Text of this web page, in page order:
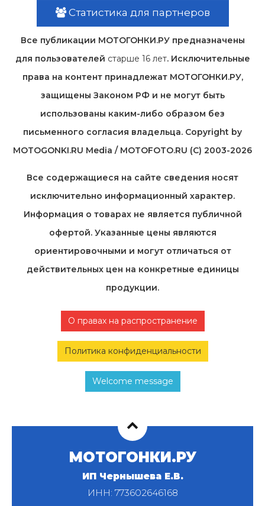
Статистика для партнеров
Все публикации МОТОГОНКИ.РУ предназначены
для пользователей старше 16 лет. Исключительные
права на контент принадлежат МОТОГОНКИ.РУ,
защищены Законом РФ и не могут быть
использованы каким-либо образом без
письменного согласия владельца. Copyright by
MOTOGONKI.RU Media / MOTOFOTO.RU (C) 2003-2026
Все содержащиеся на cайте сведения носят
исключительно информационный характер.
Информация о товарах не является публичной
офертой. Указанные цены являются
ориентировочными и могут отличаться от
действительных цен на конкретные единицы
продукции.
О правах на распространение
Политика конфиденциальности
Welcome message
МОТОГОНКИ.РУ
ИП Чернышева Е.В.
ИНН: 773602646168